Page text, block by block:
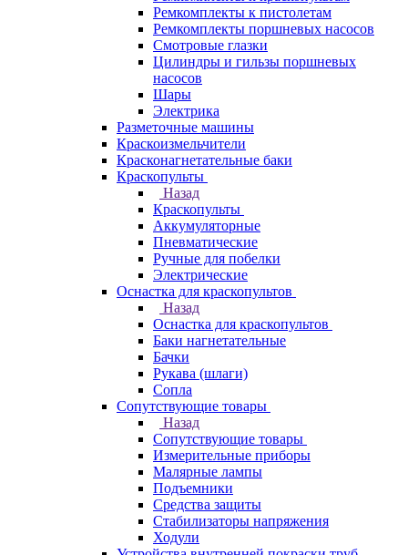
Ремкомплекты к пистолетам
Ремкомплекты поршневых насосов
Смотровые глазки
Цилиндры и гильзы поршневых
насосов
Шары
Электрика
Разметочные машины
Краскоизмельчители
Красконагнетательные баки
Краскопульты
Назад
Краскопульты
Аккумуляторные
Пневматические
Ручные для побелки
Электрические
Оснастка для краскопультов
Назад
Оснастка для краскопультов
Баки нагнетательные
Бачки
Рукава (шлаги)
Сопла
Сопутствующие товары
Назад
Сопутствующие товары
Измерительные приборы
Малярные лампы
Подъемники
Средства защиты
Стабилизаторы напряжения
Ходули